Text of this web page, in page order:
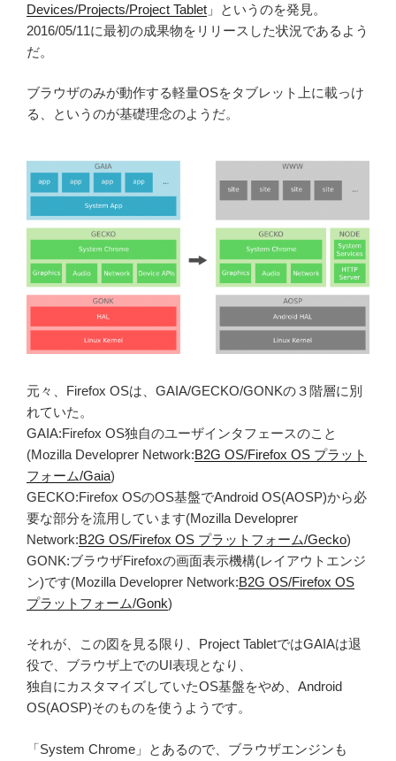
Devices/Projects/Project Tablet 」というのを発見。
2016/05/11に最初の成果物をリリースした状況であるよう
だ。
ブラウザのみが動作する軽量OSをタブレット上に載っけ
る、というのが基礎理念のようだ。
元々、Firefox OSは、GAIA/GECKO/GONKの３階層に別
れていた。
GAIA:Firefox OS独自のユーザインタフェースのこと
(Mozilla Developrer Network:B2G OS/Firefox OS プラット
フォーム/Gaia)
GECKO:Firefox OSのOS基盤でAndroid OS(AOSP)から必
要な部分を流用しています(Mozilla Developrer
Network:B2G OS/Firefox OS プラットフォーム/Gecko)
GONK:ブラウザFirefoxの画面表示機構(レイアウトエンジ
ン)です(Mozilla Developrer Network:B2G OS/Firefox OS
プラットフォーム/Gonk)
それが、この図を見る限り、Project TabletではGAIAは退
役で、ブラウザ上でのUI表現となり、
独自にカスタマイズしていたOS基盤をやめ、Android
OS(AOSP)そのものを使うようです。
「System Chrome」とあるので、ブラウザエンジンも